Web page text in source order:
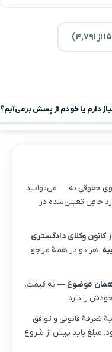
۱۵از ۴,۷۹۱)
دارم یا خودم از پسش برمی‌آیم؟
حقوقی نه — می‌توانید
خاصِ تعیین‌شده در
کانون وکلای دادگستری
. هر دو در همهٔ مراجع
موضوع — نه قیمت،
را دارد.
تعرفهٔ قانونی و توافق
مبلغ باید پیش از شروع